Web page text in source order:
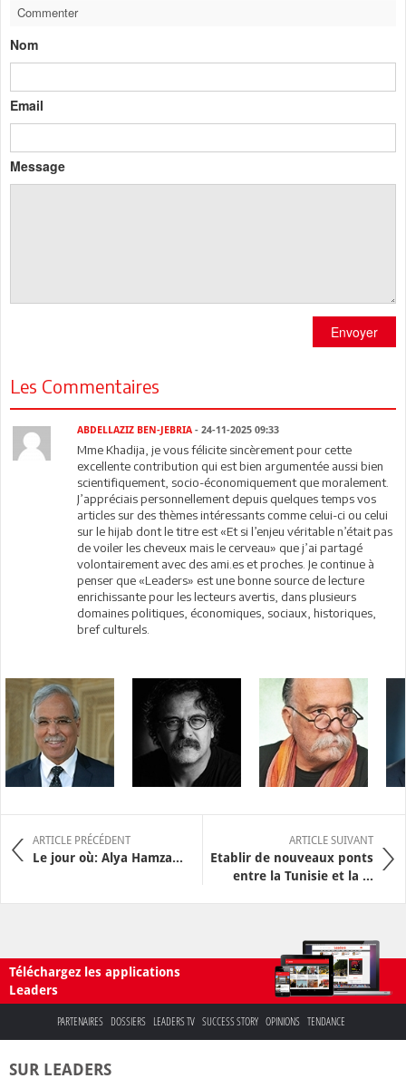
Commenter
Nom
Email
Message
Envoyer
Les Commentaires
ABDELLAZIZ BEN-JEBRIA - 24-11-2025 09:33
Mme Khadija, je vous félicite sincèrement pour cette
excellente contribution qui est bien argumentée aussi bien
scientifiquement, socio-économiquement que moralement.
J’appréciais personnellement depuis quelques temps vos
articles sur des thèmes intéressants comme celui-ci ou celui
sur le hijab dont le titre est «Et si l’enjeu véritable n’était pas
de voiler les cheveux mais le cerveau» que j’ai partagé
volontairement avec des ami.es et proches. Je continue à
penser que «Leaders» est une bonne source de lecture
enrichissante pour les lecteurs avertis, dans plusieurs
domaines politiques, économiques, sociaux, historiques,
bref culturels.
ARTICLE PRÉCÉDENT
Le jour où: Alya Hamza…
ARTICLE SUIVANT
Etablir de nouveaux ponts
entre la Tunisie et la ...
Téléchargez les applications
Leaders
PARTENAIRES DOSSIERS LEADERS TV SUCCESS STORY OPINIONS TENDANCE
SUR LEADERS